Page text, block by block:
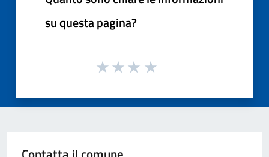
su questa pagina?